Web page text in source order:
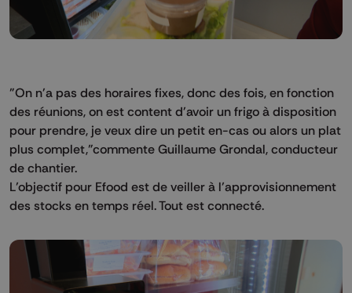
"On n'a pas des horaires fixes, donc des fois, en fonction
des réunions, on est content d'avoir un frigo à disposition
pour prendre, je veux dire un petit en-cas ou alors un plat
plus complet,"commente Guillaume Grondal, conducteur
de chantier.
L’objectif pour Efood est de veiller à l’approvisionnement
des stocks en temps réel. Tout est connecté.